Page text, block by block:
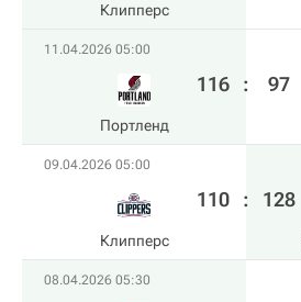
Клипперс
11.04.2026 05:00
Портленд
116 : 97
09.04.2026 05:00
Клипперс
110 : 128
08.04.2026 05:30